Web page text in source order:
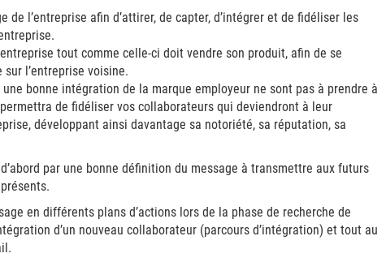
de l’entreprise afin d’attirer, de capter, d’intégrer et de fidéliser les
tout comme celle-ci doit vendre son produit, afin de se
l’entreprise voisine.
bonne intégration de la marque employeur ne sont pas à prendre à
de fidéliser vos collaborateurs qui deviendront à leur
développant ainsi davantage sa notoriété, sa réputation, sa
par une bonne définition du message à transmettre aux futurs
en différents plans d’actions lors de la phase de recherche de
d’un nouveau collaborateur (parcours d’intégration) et tout au